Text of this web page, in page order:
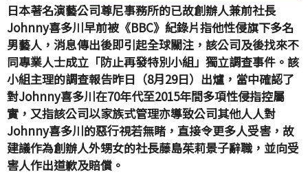
日本著名演藝公司尊尼事務所的已故創辦人兼前社長
Johnny喜多川早前被《BBC》紀錄片指他性侵旗下多名
男藝人，消息傳出後即引起全球關注，該公司及後找來不
同專業人士成立「防止再發特別小組」獨立調查事件。該
小組主理的調查報告昨日（8月29日）出爐，當中確認了
對Johnny喜多川在70年代至2015年間多項性侵指控屬
實，又指該公司以家族式管理亦導致公司其他人人對
Johnny喜多川的惡行視若無睹，直接令更多人受害，故
建議作為創辦人外甥女的社長藤島茱莉景子辭職，並向受
害人作出道歉及賠償。